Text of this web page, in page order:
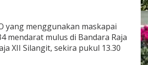
d
a
r
a
yang menggunakan maskapai
mendarat mulus di Bandara Raja
XII Silangit, sekira pukul 13.30